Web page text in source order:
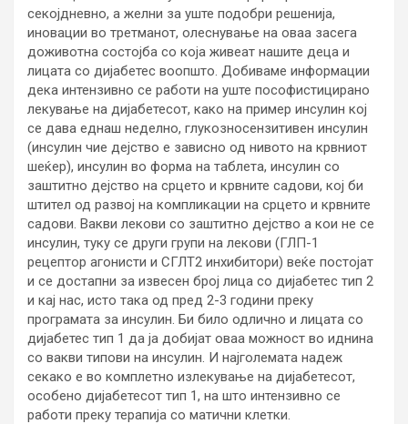
секојдневно, а желни за уште подобри решенија,
иновации во третманот, олеснување на оваа засега
доживотна состојба со која живеат нашите деца и
лицата со дијабетес воопшто. Добиваме информации
дека интензивно се работи на уште пософистицирано
лекување на дијабетесот, како на пример инсулин кој
се дава еднаш неделно, глукозносензитивен инсулин
(инсулин чие дејство е зависно од нивото на крвниот
шеќер), инсулин во форма на таблета, инсулин со
заштитно дејство на срцето и крвните садови, кој би
штител од развој на компликации на срцето и крвните
садови. Вакви лекови со заштитно дејство а кои не се
инсулин, туку се други групи на лекови (ГЛП-1
рецептор агонисти и СГЛТ2 инхибитори) веќе постојат
и се достапни за извесен број лица со дијабетес тип 2
и кај нас, исто така од пред 2-3 години преку
програмата за инсулин. Би било одлично и лицата со
дијабетес тип 1 да ја добијат оваа можност во иднина
со вакви типови на инсулин. И најголемата надеж
секако е во комплетно излекување на дијабетесот,
особено дијабетесот тип 1, на што интензивно се
работи преку терапија со матични клетки.